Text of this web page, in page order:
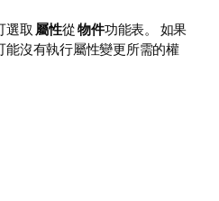
選取 屬性從物件功能表。 如果
能沒有執行屬性變更所需的權